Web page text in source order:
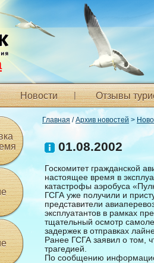
Новости Отзывы
Главная /Архив новостей >
01.08.2002
Госкомитет гражданской
настоящее время в
катастрофы аэробуса
ГСГА уже получили и
представители
эксплуатантов в рамках
тщательный осмотр
задержек в отправках
Ранее ГСГА заявил о том,
трагедией.
По сообщению